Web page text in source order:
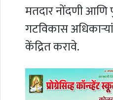
मतदार नोंदणी आणि
गटविकास
केंद्रित करावे.